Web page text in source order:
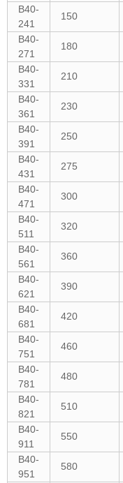
B40-
241
150
B40-
271
180
B40-
331
210
B40-
361
230
B40-
391
250
B40-
431
275
B40-
471
300
B40-
511
320
B40-
561
360
B40-
621
390
B40-
681
420
B40-
751
460
B40-
781
480
B40-
821
510
B40-
911
550
B40-
951
580